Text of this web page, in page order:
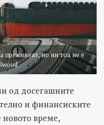
преживеат, но ни тоа не е
од досегашните
и финансиските
време,